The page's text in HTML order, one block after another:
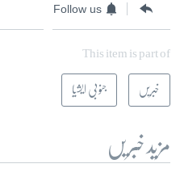
Follow us
This item is part of
خبریں جنوبی ایشیا
مزید خبریں